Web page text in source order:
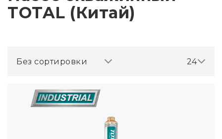
TOTAL (Китай)
24
Без сортировки